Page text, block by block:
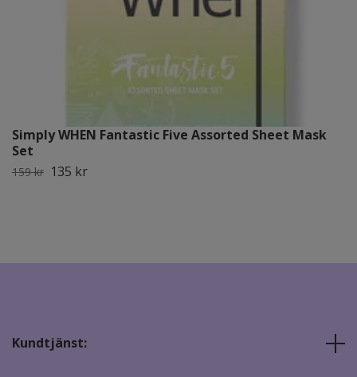
Simply WHEN Fantastic Five Assorted Sheet Mask
Set
159 kr 135 kr
Kundtjänst: